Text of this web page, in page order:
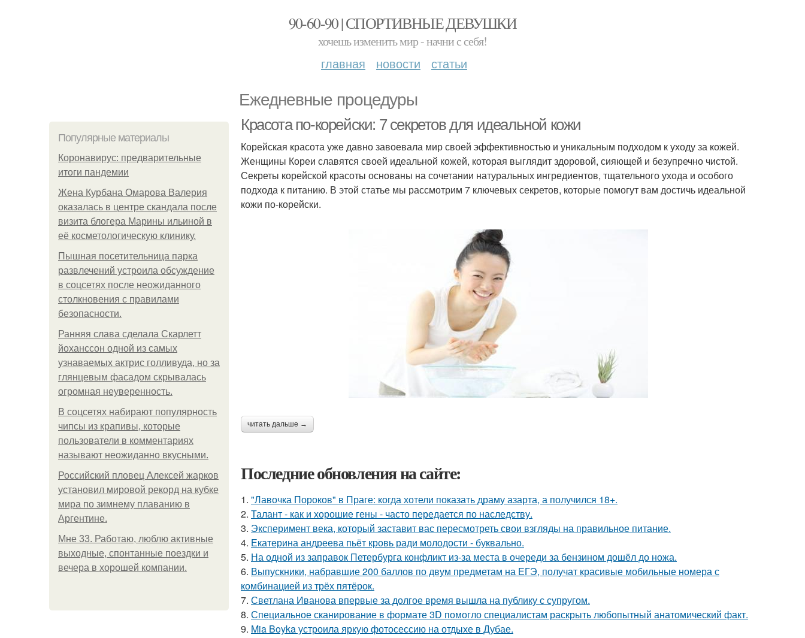
90-60-90 | СПОРТИВНЫЕ ДЕВУШКИ
хочешь изменить мир - начни с себя!
главная новости статьи
Ежедневные процедуры
Популярные материалы
Коронавирус: предварительные
итоги пандемии
Жена Курбана Омарова Валерия
оказалась в центре скандала после
визита блогера Марины ильиной в
её косметологическую клинику.
Пышная посетительница парка
развлечений устроила обсуждение
в соцсетях после неожиданного
столкновения с правилами
безопасности.
Ранняя слава сделала Скарлетт
йоханссон одной из самых
узнаваемых актрис голливуда, но за
глянцевым фасадом скрывалась
огромная неуверенность.
В соцсетях набирают популярность
чипсы из крапивы, которые
пользователи в комментариях
называют неожиданно вкусными.
Российский пловец Алексей жарков
установил мировой рекорд на кубке
мира по зимнему плаванию в
Аргентине.
Мне 33. Работаю, люблю активные
выходные, спонтанные поездки и
вечера в хорошей компании.
Красота по-корейски: 7 секретов для идеальной кожи
Корейская красота уже давно завоевала мир своей эффективностью и уникальным подходом к уходу за кожей.
Женщины Кореи славятся своей идеальной кожей, которая выглядит здоровой, сияющей и безупречно чистой.
Секреты корейской красоты основаны на сочетании натуральных ингредиентов, тщательного ухода и особого
подхода к питанию. В этой статье мы рассмотрим 7 ключевых секретов, которые помогут вам достичь идеальной
кожи по-корейски.
читать дальше →
Последние обновления на сайте:
1. "Лавочка Пороков" в Праге: когда хотели показать драму азарта, а получился 18+.
2. Талант - как и хорошие гены - часто передается по наследству.
3. Эксперимент века, который заставит вас пересмотреть свои взгляды на правильное питание.
4. Екатерина андреева пьёт кровь ради молодости - буквально.
5. На одной из заправок Петербурга конфликт из-за места в очереди за бензином дошёл до ножа.
6. Выпускники, набравшие 200 баллов по двум предметам на ЕГЭ, получат красивые мобильные номера с
комбинацией из трёх пятёрок.
7. Светлана Иванова впервые за долгое время вышла на публику с супругом.
8. Специальное сканирование в формате 3D помогло специалистам раскрыть любопытный анатомический факт.
9. Mia Boyka устроила яркую фотосессию на отдыхе в Дубае.